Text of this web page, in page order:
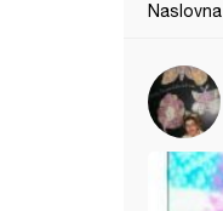
Naslovna